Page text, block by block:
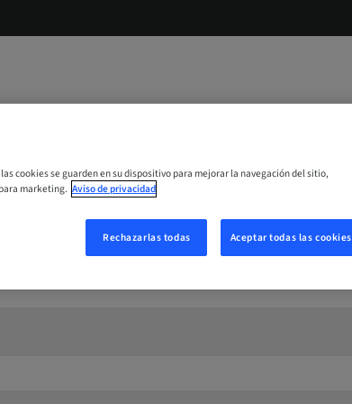
cookies se guarden en su dispositivo para mejorar la navegación del sitio,
marketing. Aviso de privacidad
Rechazarlas todas Aceptar todas las cookies